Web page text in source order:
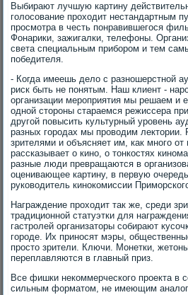
Выбирают лучшую картину
голосование проходит нестандартным
просмотра в честь понравившегося
Фонарики, зажигалки, телефоны.
света специальным прибором и тем
победителя.
- Когда имеешь дело с разношерстной
риск быть не понятым. Наш клиент -
организации мероприятия мы решаем
одной стороны стараемся режиссера
другой повысить культурный уровень
разных городах мы проводим лектории.
зрителями и объясняет им, как много от
рассказывает о кино, о тонкостях
разные люди превращаются в
оценивающее картину, в первую
руководитель кинокомиссии
Награждение проходит так же, среди
традиционной статуэтки для
гастролей организаторы собирают
городе. Их приносят мэры,
просто зрители. Ключи. Монетки,
переплавляются в главный приз.
Все фишки некоммерческого проекта в
сильным форматом, не имеющим